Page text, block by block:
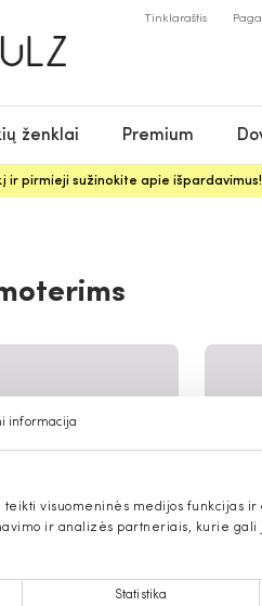
informacija
visuomeninės medijos funkcijas
ir analizės partneriais, kurie gali
Statistika
Tinklaraštis
ženklai Premium
ir pirmieji sužinokite apie išpardavimus!